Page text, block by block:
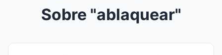
Sobre "ablaquear"